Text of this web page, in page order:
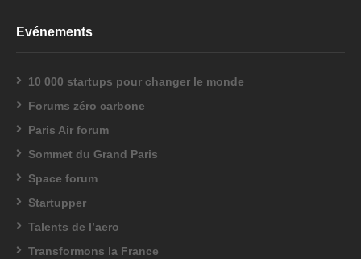
Evénements
10 000 startups pour changer le monde
Forums zéro carbone
Paris Air forum
Sommet du Grand Paris
Space forum
Startupper
Talents de l’aero
Transformons la France